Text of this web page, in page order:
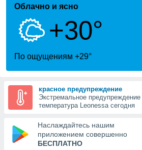
Вы можете
к этому
доступ
Облачно и ясно
+30°
По ощущениям +29°
красное предупреждение
Экстремальное
температура Leonessa сегодня
Наслаждайтесь нашим
приложением совершенно
БЕСПЛАТНО